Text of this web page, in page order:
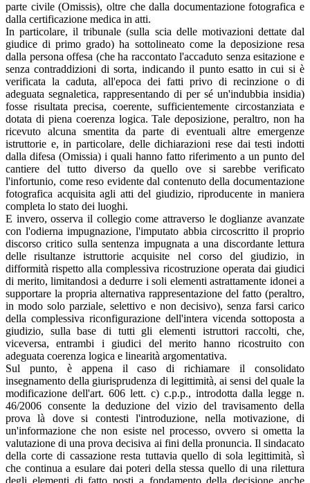
parte civile (Omissis), oltre che dalla documentazione fotografica e
dalla certificazione medica in atti.
In particolare, il tribunale (sulla scia delle motivazioni dettate dal
giudice di primo grado) ha sottolineato come la deposizione resa
dalla persona offesa (che ha raccontato l'accaduto senza esitazione e
senza contraddizioni di sorta, indicando il punto esatto in cui si è
verificata la caduta, all'epoca dei fatti privo di recinzione o di
adeguata segnaletica, rappresentando di per sé un'indubbia insidia)
fosse risultata precisa, coerente, sufficientemente circostanziata e
dotata di piena coerenza logica. Tale deposizione, peraltro, non ha
ricevuto alcuna smentita da parte di eventuali altre emergenze
istruttorie e, in particolare, delle dichiarazioni rese dai testi indotti
dalla difesa (Omissia) i quali hanno fatto riferimento a un punto del
cantiere del tutto diverso da quello ove si sarebbe verificato
l'infortunio, come reso evidente dal contenuto della documentazione
fotografica acquisita agli atti del giudizio, riproducente in maniera
completa lo stato dei luoghi.
E invero, osserva il collegio come attraverso le doglianze avanzate
con l'odierna impugnazione, l'imputato abbia circoscritto il proprio
discorso critico sulla sentenza impugnata a una discordante lettura
delle risultanze istruttorie acquisite nel corso del giudizio, in
difformità rispetto alla complessiva ricostruzione operata dai giudici
di merito, limitandosi a dedurre i soli elementi astrattamente idonei a
supportare la propria alternativa rappresentazione del fatto (peraltro,
in modo solo parziale, selettivo e non decisivo), senza farsi carico
della complessiva riconfigurazione dell'intera vicenda sottoposta a
giudizio, sulla base di tutti gli elementi istruttori raccolti, che,
viceversa, entrambi i giudici del merito hanno ricostruito con
adeguata coerenza logica e linearità argomentativa.
Sul punto, è appena il caso di richiamare il consolidato
insegnamento della giurisprudenza di legittimità, ai sensi del quale la
modificazione dell'art. 606 lett. c) c.p.p., introdotta dalla legge n.
46/2006 consente la deduzione del vizio del travisamento della
prova là dove si contesti l'introduzione, nella motivazione, di
un'informazione che non esiste nel processo, ovvero si ometta la
valutazione di una prova decisiva ai fini della pronuncia. Il sindacato
della corte di cassazione resta tuttavia quello di sola legittimità, sì
che continua a esulare dai poteri della stessa quello di una rilettura
degli elementi di fatto posti a fondamento della decisione anche